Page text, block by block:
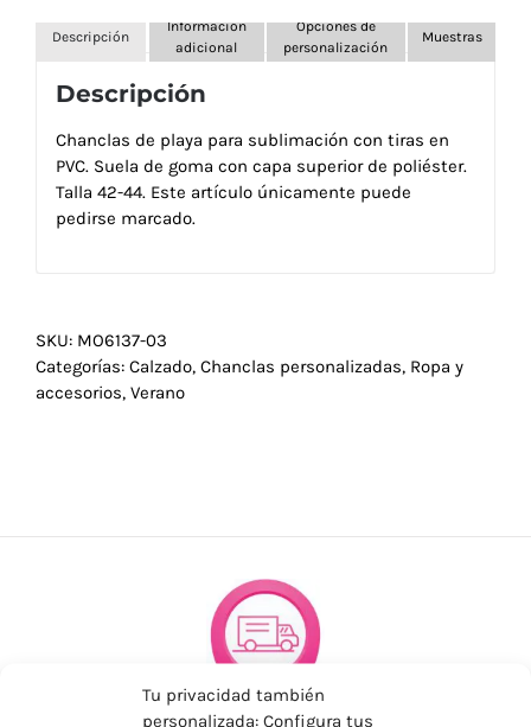
Tu privacidad también
personalizada: Configura tus
Descripción
Información
adicional
Opciones de
personalización
Muestras
Descripción
Chanclas de playa para sublimación con tiras en
PVC. Suela de goma con capa superior de poliéster.
Talla 42-44. Este artículo únicamente puede
pedirse marcado.
SKU: MO6137-03
Categorías: Calzado, Chanclas personalizadas, Ropa y
accesorios, Verano